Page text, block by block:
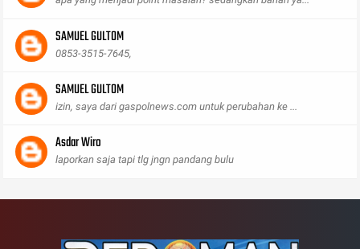
SAMUEL GULTOM
0853-3515-7645,
SAMUEL GULTOM
izin, saya dari gaspolnews.com untuk perubahan ke ...
Asdar Wiro
laporkan saja tapi tlg jngn pandang bulu